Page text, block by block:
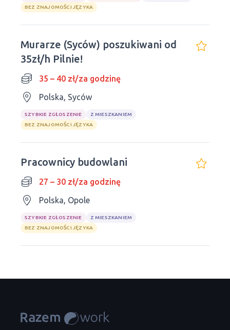
BEZ ZNAJOMOŚCI JĘZYKA
Murarze (Syców) poszukiwani od
35zł/h Pilnie!
35 – 40 zł/za godzinę
Polska, Syców
SZYBKIE ZGŁOSZENIE
Z MIESZKANIEM
BEZ ZNAJOMOŚCI JĘZYKA
Pracownicy budowlani
27 – 30 zł/za godzinę
Polska, Opole
SZYBKIE ZGŁOSZENIE
Z MIESZKANIEM
BEZ ZNAJOMOŚCI JĘZYKA